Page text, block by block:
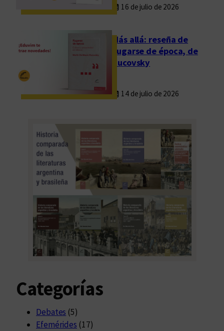
16 de julio de 2026
Más allá: reseña de
Fugarse de época, de
Rucovsky
14 de julio de 2026
Categorías
Debates (5)
Efemérides (17)